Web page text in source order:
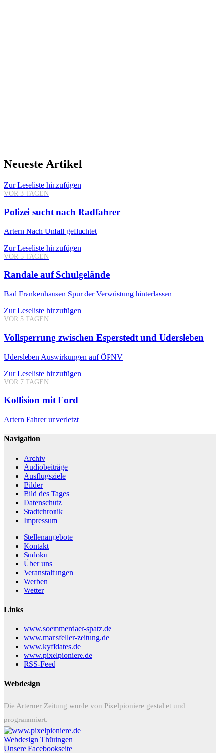
Neueste Artikel
Zur Leseliste hinzufügen
VOR 3 TAGEN
Polizei sucht nach Radfahrer
Artern Nach Unfall geflüchtet
Zur Leseliste hinzufügen
VOR 5 TAGEN
Randale auf Schulgelände
Bad Frankenhausen Spur der Verwüstung hinterlassen
Zur Leseliste hinzufügen
VOR 5 TAGEN
Vollsperrung zwischen Esperstedt und Udersleben
Udersleben Auswirkungen auf ÖPNV
Zur Leseliste hinzufügen
VOR 7 TAGEN
Kollision mit Ford
Artern Fahrer unverletzt
Navigation
Archiv
Audiobeiträge
Ausflugsziele
Bilder
Bild des Tages
Datenschutz
Stadtchronik
Impressum
Stellenangebote
Kontakt
Sudoku
Über uns
Veranstaltungen
Werben
Wetter
Links
www.soemmerdaer-spatz.de
www.mansfeller-zeitung.de
www.kyffdates.de
www.pixelpioniere.de
RSS-Feed
Webdesign
Die Arterner Zeitung wurde von Pixelpioniere gestaltet und
programmiert.
Webdesign Thüringen
Unsere Facebookseite